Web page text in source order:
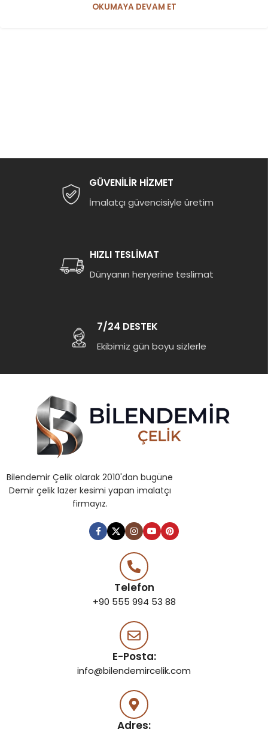
OKUMAYA DEVAM ET
GÜVENİLİR HİZMET
İmalatçı güvencisiyle üretim
HIZLI TESLİMAT
Dünyanın heryerine teslimat
7/24 DESTEK
Ekibimiz gün boyu sizlerle
Bilendemir Çelik olarak 2010'dan bugüne
Demir çelik lazer kesimi yapan imalatçı
firmayız.
Telefon
+90 555 994 53 88
E-Posta:
info@bilendemircelik.com
Adres: